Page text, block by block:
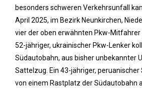
besonders schweren Verkehrsunfall
April 2025, im Bezirk Neunkirchen,
vier der oben erwähnten Pkw-
52-jähriger, ukrainischer Pkw-Lenker
Südautobahn, aus bisher unbekannter
Sattelzug. Ein 43-jähriger,
von einem Rastplatz der Südautobahn